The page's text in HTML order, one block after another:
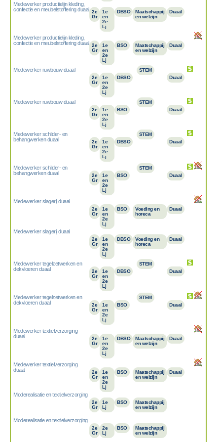
Medewerker productielijn kleding,
confectie en meubelstoffering duaal 2e
Gr
1e
en
2e
Lj
DBSO
Maatschappij
en welzijn
Duaal
Medewerker productielijn kleding,
confectie en meubelstoffering duaal 2e
Gr
1e
en
2e
Lj
BSO
Maatschappij
en welzijn
Duaal
Medewerker ruwbouw duaal
2e
Gr
1e
en
2e
Lj
DBSO
STEM
Duaal
Medewerker ruwbouw duaal
2e
Gr
1e
en
2e
Lj
BSO
STEM
Duaal
Medewerker schilder- en
behangwerken duaal
2e
Gr
1e
en
2e
Lj
DBSO
STEM
Duaal
Medewerker schilder- en
behangwerken duaal
2e
Gr
1e
en
2e
Lj
BSO
STEM
Duaal
Medewerker slagerij duaal
2e
Gr
1e
en
2e
Lj
BSO
Voeding en
horeca
Duaal
Medewerker slagerij duaal
2e
Gr
1e
en
2e
Lj
DBSO
Voeding en
horeca
Duaal
Medewerker tegelzetwerken en
dekvloeren duaal
2e
Gr
1e
en
2e
Lj
DBSO
STEM
Duaal
Medewerker tegelzetwerken en
dekvloeren duaal
2e
Gr
1e
en
2e
Lj
BSO
STEM
Duaal
Medewerker textielverzorging
duaal
2e
Gr
1e
en
2e
Lj
DBSO
Maatschappij
en welzijn
Duaal
Medewerker textielverzorging
duaal
2e
Gr
1e
en
2e
Lj
BSO
Maatschappij
en welzijn
Duaal
Moderealisatie en textielverzorging
2e
Gr
1e
Lj
BSO
Maatschappij
en welzijn
Moderealisatie en textielverzorging
2e
Gr
2e
Lj
BSO
Maatschappij
en welzijn